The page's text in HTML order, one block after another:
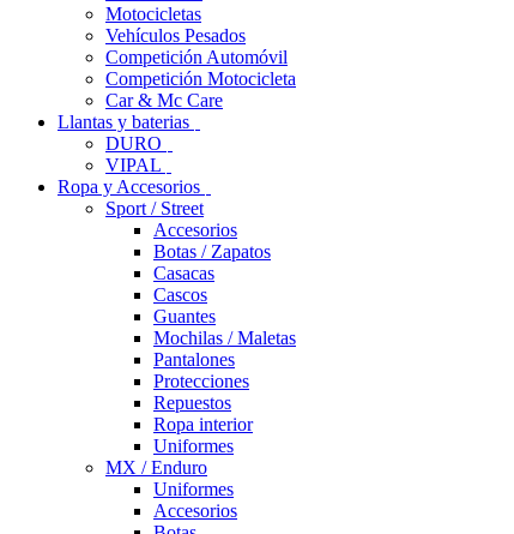
Motocicletas
Vehículos Pesados
Competición Automóvil
Competición Motocicleta
Car & Mc Care
Llantas y baterias
DURO
VIPAL
Ropa y Accesorios
Sport / Street
Accesorios
Botas / Zapatos
Casacas
Cascos
Guantes
Mochilas / Maletas
Pantalones
Protecciones
Repuestos
Ropa interior
Uniformes
MX / Enduro
Uniformes
Accesorios